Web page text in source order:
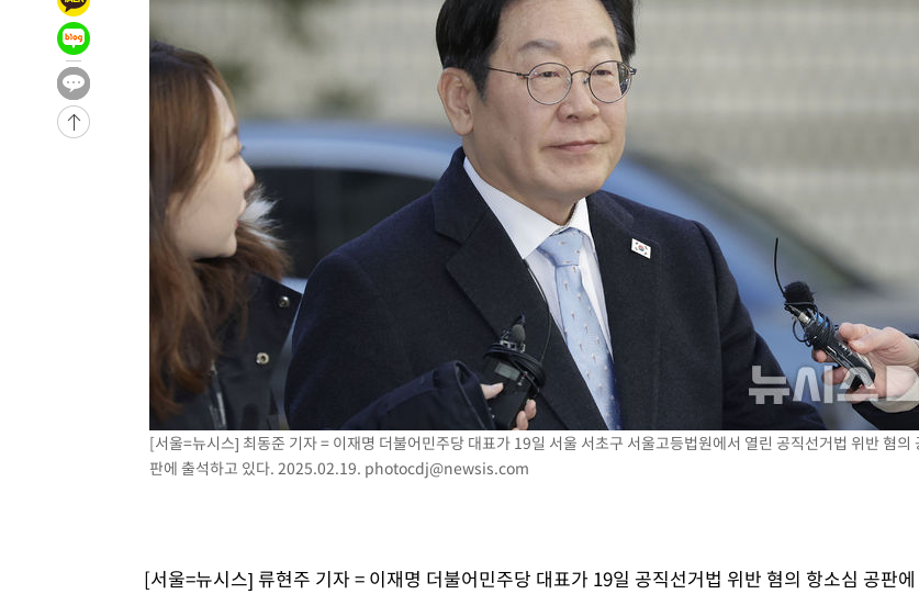
[서울=뉴시스] 최동준 기자 = 이재명 더불어민주당 대표가 19일 서울 서초구 서울고등법원에서 열린 공직선거법 위반 혐의
판에 출석하고 있다. 2025.02.19. photocdj@newsis.com
[서울=뉴시스] 류현주 기자 = 이재명 더불어민주당 대표가 19일 공직선거법 위반 혐의 항소심 공판